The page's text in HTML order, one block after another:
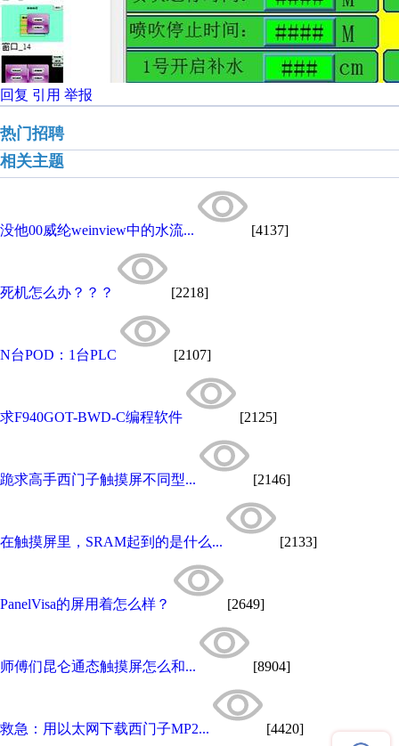
回复 引用 举报
热门招聘
相关主题
没他00威纶weinview中的水流... [4137]
死机怎么办？？？ [2218]
N台POD：1台PLC [2107]
求F940GOT-BWD-C编程软件 [2125]
跪求高手西门子触摸屏不同型... [2146]
在触摸屏里，SRAM起到的是什么... [2133]
PanelVisa的屏用着怎么样？ [2649]
师傅们昆仑通态触摸屏怎么和... [8904]
救急：用以太网下载西门子MP2... [4420]